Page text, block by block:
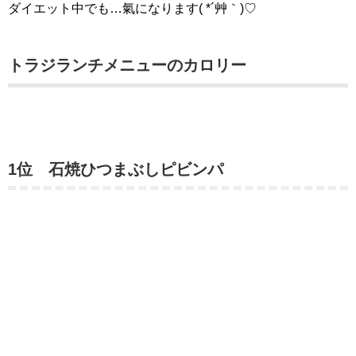
ダイエット中でも…氣になります( *´艸｀)♡
トラジランチメニューのカロリー
1位 石焼ひつまぶしピビンパ